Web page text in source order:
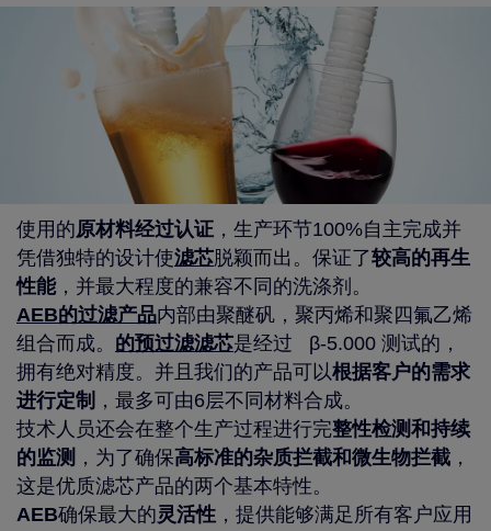
使用的原材料经过认证 ，生产环节100%自主完成并
凭借独特的设计使滤芯脱颖而出。保证了较高的再生
性能，并最大程度的兼容不同的洗涤剂。
AEB的过滤产品内部由聚醚矾，聚丙烯和聚四氟乙烯
组合而成。 的预过滤滤芯是经过 β-5.000 测试的，
拥有绝对精度。并且我们的产品可以根据客户的需求
进行定制 ，最多可由6层不同材料合成。
技术人员还会在整个生产过程进行完整性检测和持续
的监测 ，为了确保高标准的杂质拦截和微生物拦截 ，
这是优质滤芯产品的两个基本特性。
AEB确保最大的灵活性 ，提供能够满足所有客户应用